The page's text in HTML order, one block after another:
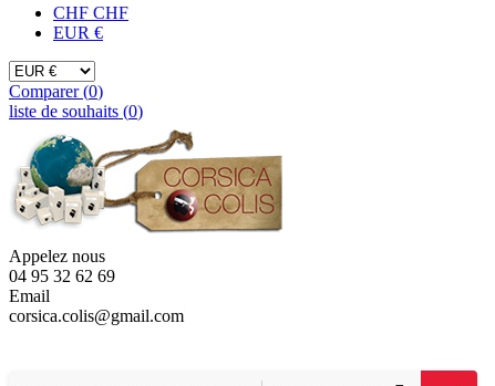
CHF CHF
EUR €
Comparer (0)
liste de souhaits (0)
Appelez nous
04 95 32 62 69
Email
corsica.colis@gmail.com